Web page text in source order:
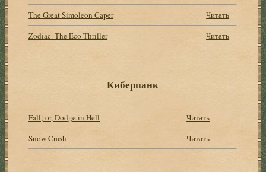
The Great Simoleon Caper
Читать
Zodiac. The Eco-Thriller
Читать
Киберпанк
Fall; or, Dodge in Hell
Читать
Snow Crash
Читать